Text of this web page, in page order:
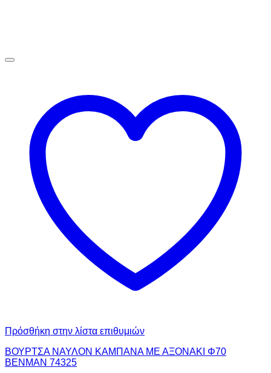
Πρόσθήκη στην λίστα επιθυμιών
ΒΟΥΡΤΣΑ ΝΑΥΛΟΝ ΚΑΜΠΑΝΑ ΜΕ ΑΞΟΝΑΚΙ Φ70
BENMAN 74325